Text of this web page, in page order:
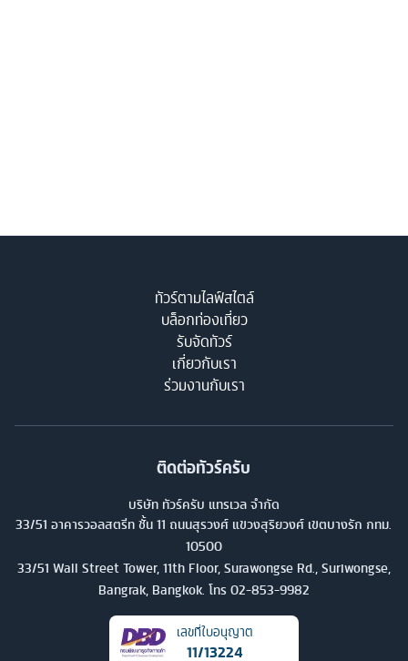
ทัวร์ตามไลฟ์สไตล์
บล็อกท่องเที่ยว
รับจัดทัวร์
เกี่ยวกับเรา
ร่วมงานกับเรา
ติดต่อทัวร์ครับ
บริษัท ทัวร์ครับ แทรเวล จำกัด
33/51 อาคารวอลสตรีท ชั้น 11 ถนนสุรวงศ์ แขวงสุริยวงศ์ เขตบางรัก กทม.
10500
33/51 Wall Street Tower, 11th Floor, Surawongse Rd., Suriwongse,
Bangrak, Bangkok. โทร 02-853-9982
เลขที่ใบอนุญาต
11/13224